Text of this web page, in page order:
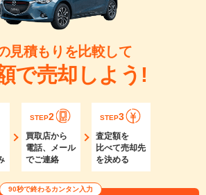
見積もりを比較して
で売却しよう!
STEP2
買取店から
電話、メール
でご連絡
STEP3
査定額を
比べて売却先
を決める
90秒で終わるカンタン入力